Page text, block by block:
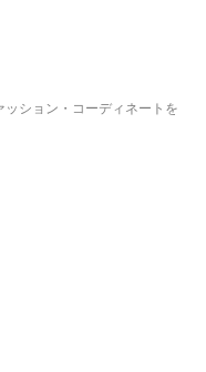
ション・コーディネートを